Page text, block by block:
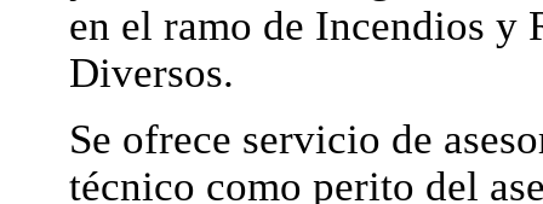
en el ramo de Incendios y
Diversos.
Se ofrece servicio de
técnico como perito del